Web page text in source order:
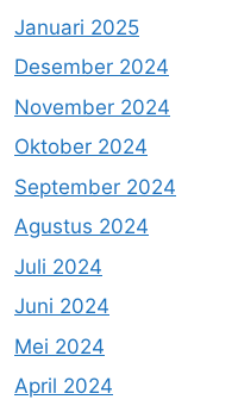
Januari 2025
Desember 2024
November 2024
Oktober 2024
September 2024
Agustus 2024
Juli 2024
Juni 2024
Mei 2024
April 2024